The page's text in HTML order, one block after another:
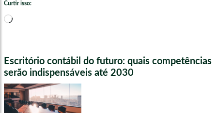
Curtir isso:
Carregando...
Escritório contábil do futuro: quais competências
serão indispensáveis até 2030